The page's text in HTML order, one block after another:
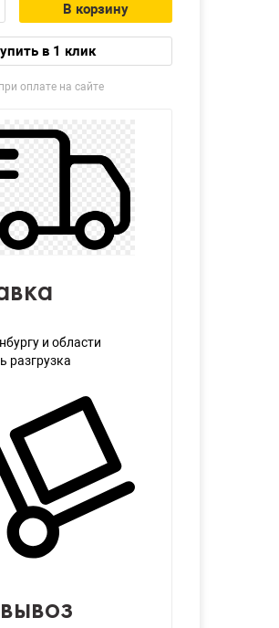
В корзину
в 1 клик
оплате на сайте
и области
разгрузка